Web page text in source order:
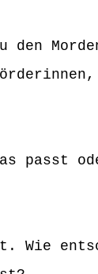
den
passt
Wie